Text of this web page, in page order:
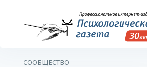
СООБЩЕСТВО